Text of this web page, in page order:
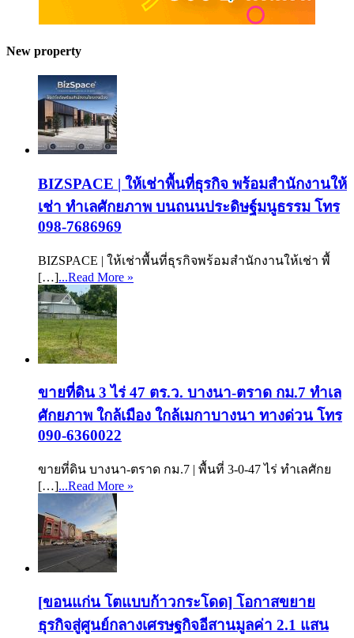
New property
BIZSPACE | ให้เช่าพื้นที่ธุรกิจ พร้อมสำนักงานให้
เช่า ทำเลศักยภาพ บนถนนประดิษฐ์มนูธรรม โทร
098-7686969
BIZSPACE | ให้เช่าพื้นที่ธุรกิจพร้อมสำนักงานให้เช่า พื้
[…]...Read More »
ขายที่ดิน 3 ไร่ 47 ตร.ว. บางนา-ตราด กม.7 ทำเล
ศักยภาพ ใกล้เมือง ใกล้เมกาบางนา ทางด่วน โทร
090-6360022
ขายที่ดิน บางนา-ตราด กม.7 | พื้นที่ 3-0-47 ไร่ ทำเลศักย
[…]...Read More »
[ขอนแก่น โตแบบก้าวกระโดด] โอกาสขยาย
ธุรกิจสู่ศูนย์กลางเศรษฐกิจอีสานมูลค่า 2.1 แสน